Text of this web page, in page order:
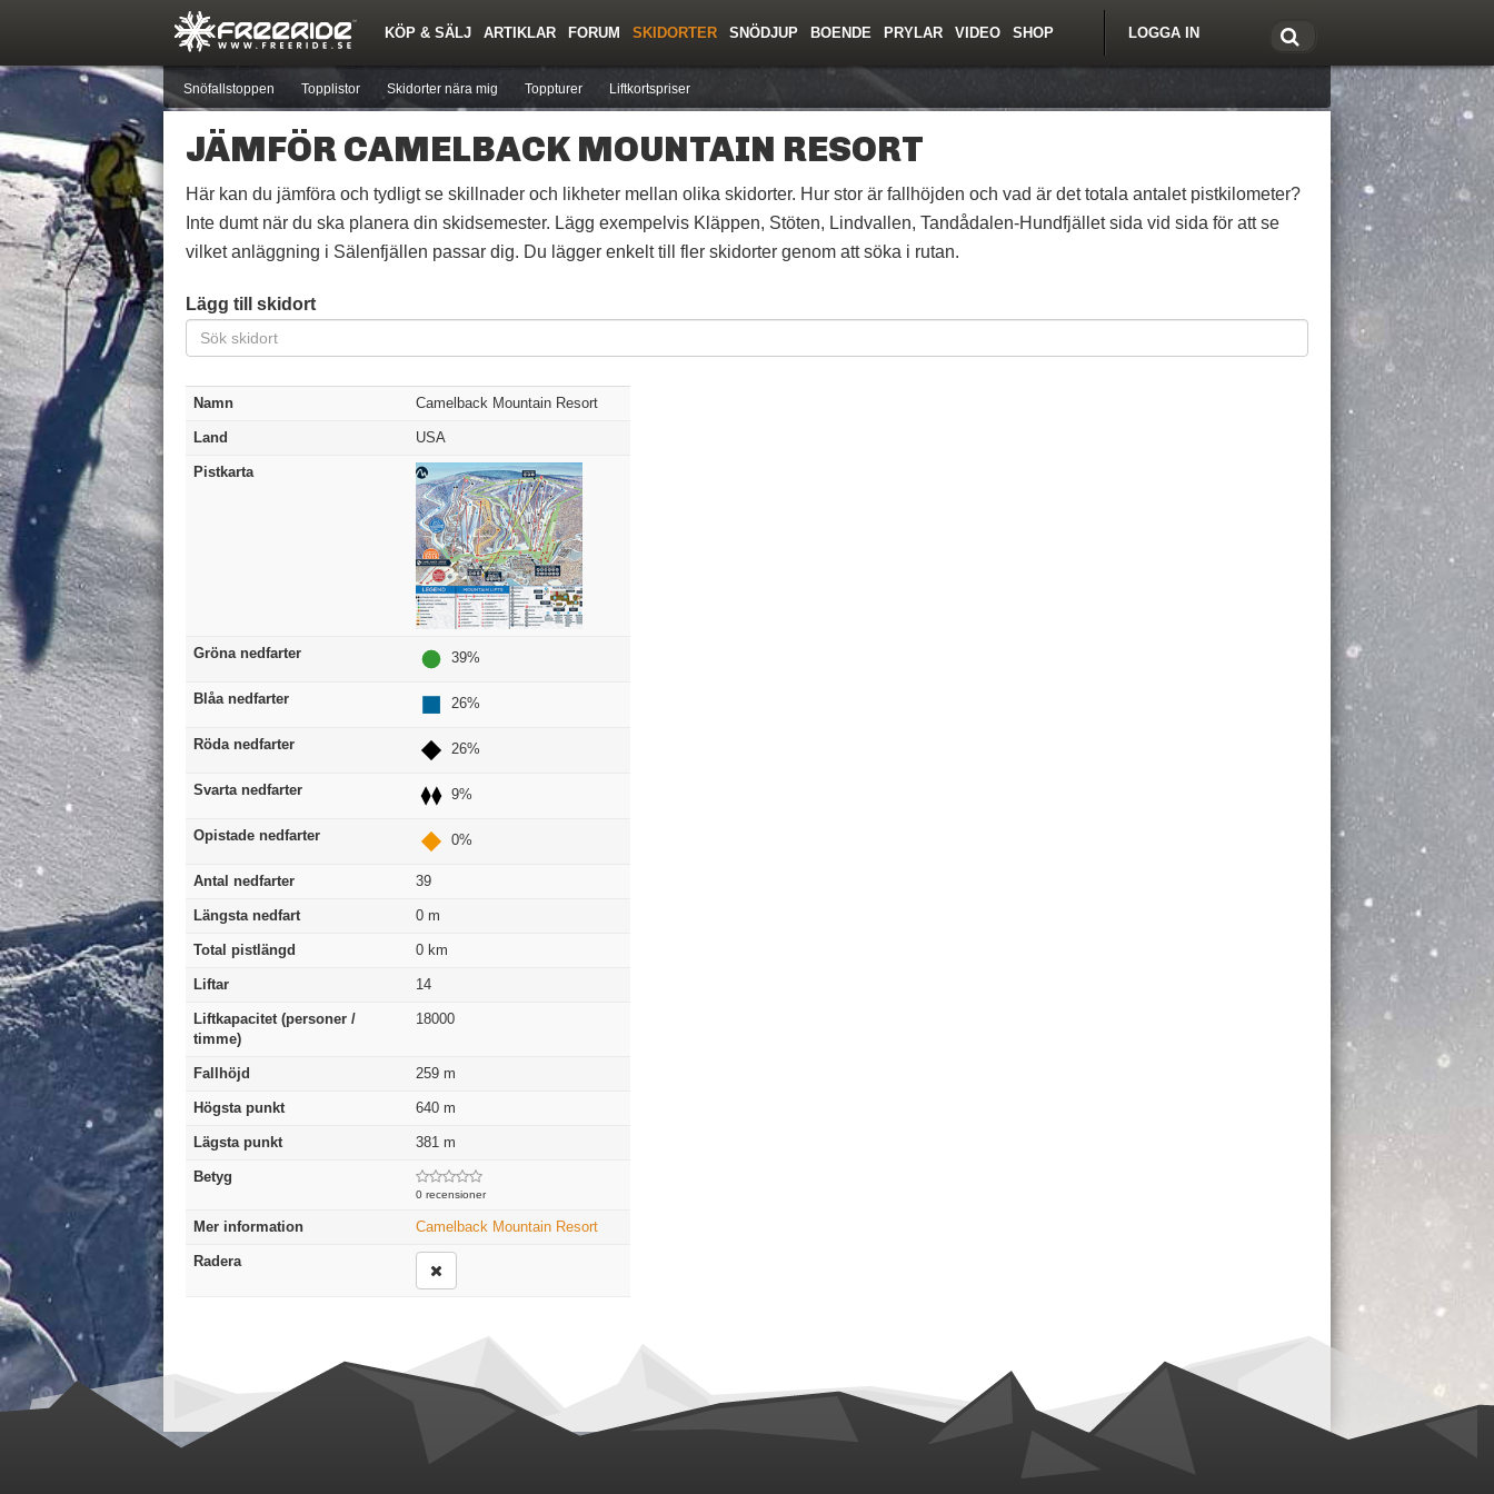
LOGGA IN
KÖP & SÄLJ ARTIKLAR
Nyheter Quiz Events
FORUM
Nya inlägg Forumlista
SKIDORTER
Snöfallstoppen Topplistor Skidorter nära mig Toppturer Liftkortspriser
SNÖDJUP BOENDE PRYLAR
Skidor Pjäxor
VIDEO
Årets Krasch
SHOP
JÄMFÖR CAMELBACK MOUNTAIN RESORT
Här kan du jämföra och tydligt se skillnader och likheter mellan olika skidorter. Hur stor är fallhöjden och vad är det totala antalet pistkilometer?
Inte dumt när du ska planera din skidsemester. Lägg exempelvis Kläppen, Stöten, Lindvallen, Tandådalen-Hundfjället sida vid sida för att se
vilket anläggning i Sälenfjällen passar dig. Du lägger enkelt till fler skidorter genom att söka i rutan.
Lägg till skidort
Namn Camelback Mountain Resort
Land USA
Pistkarta
Gröna nedfarter 39%
Blåa nedfarter 26%
Röda nedfarter 26%
Svarta nedfarter 9%
Opistade nedfarter 0%
Antal nedfarter 39
Längsta nedfart 0 m
Total pistlängd 0 km
Liftar 14
Liftkapacitet (personer /
timme)
18000
Fallhöjd 259 m
Högsta punkt 640 m
Lägsta punkt 381 m
Betyg
0 recensioner
Mer information Camelback Mountain Resort
Radera